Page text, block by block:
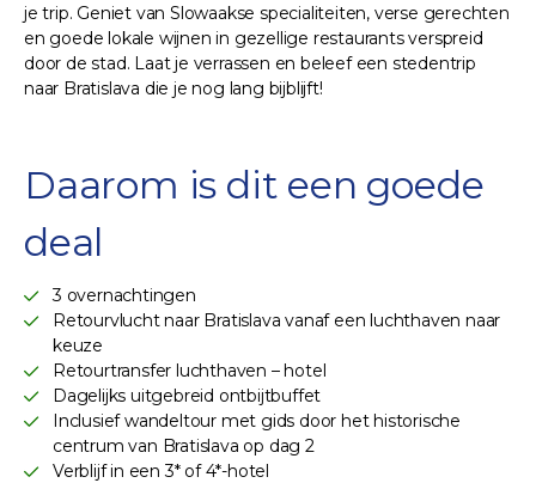
je trip. Geniet van Slowaakse specialiteiten, verse gerechten
en goede lokale wijnen in gezellige restaurants verspreid
door de stad. Laat je verrassen en beleef een stedentrip
naar Bratislava die je nog lang bijblijft!
Daarom is dit een goede
deal
3 overnachtingen
Retourvlucht naar Bratislava vanaf een luchthaven naar
keuze
Retourtransfer luchthaven – hotel
Dagelijks uitgebreid ontbijtbuffet
Inclusief wandeltour met gids door het historische
centrum van Bratislava op dag 2
Verblijf in een 3* of 4*-hotel